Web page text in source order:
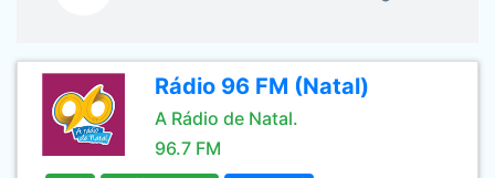
Rádio 96 FM (Natal)
A Rádio de Natal.
96.7 FM